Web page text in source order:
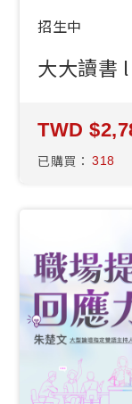
招生中
大大讀書
已購買： 318